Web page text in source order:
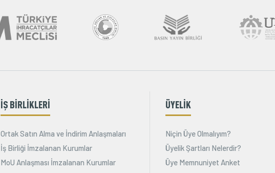
İŞ BİRLİKLERİ
Ortak Satın Alma ve İndirim Anlaşmaları
İş Birliği İmzalanan Kurumlar
MoU Anlaşması İmzalanan Kurumlar
ÜYELİK
Niçin Üye Olmalıyım?
Üyelik Şartları Nelerdir?
Üye Memnuniyet Anket